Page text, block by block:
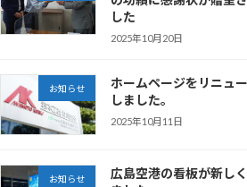
した
2025年10月20日
お知らせ
ホームページをリニュ
しました。
2025年10月11日
お知らせ
広島空港の看板が新し